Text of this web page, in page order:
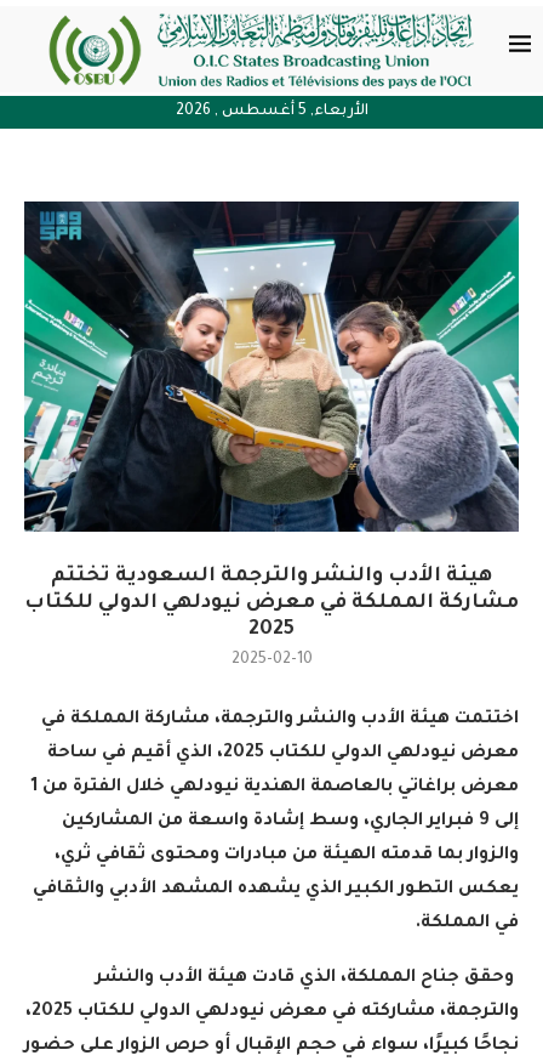
الأربعاء, 5 أغسطس , 2026
هيئة الأدب والنشر والترجمة السعودية تختتم
مشاركة المملكة في معرض نيودلهي الدولي للكتاب
2025
2025-02-10
اختتمت هيئة الأدب والنشر والترجمة، مشاركة المملكة في
معرض نيودلهي الدولي للكتاب 2025، الذي أقيم في ساحة
معرض براغاتي بالعاصمة الهندية نيودلهي خلال الفترة من 1
إلى 9 فبراير الجاري، وسط إشادة واسعة من المشاركين
والزوار بما قدمته الهيئة من مبادرات ومحتوى ثقافي ثري،
يعكس التطور الكبير الذي يشهده المشهد الأدبي والثقافي
في المملكة.
وحقق جناح المملكة، الذي قادت هيئة الأدب والنشر
والترجمة، مشاركته في معرض نيودلهي الدولي للكتاب 2025،
نجاحًا كبيرًا، سواء في حجم الإقبال أو حرص الزوار على حضور